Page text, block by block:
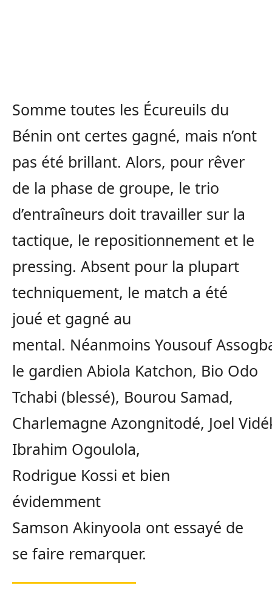
Somme toutes les Écureuils du
Bénin ont certes gagné, mais n’ont
pas été brillant. Alors, pour rêver
de la phase de groupe, le trio
d’entraîneurs doit travailler sur la
tactique, le repositionnement et le
pressing. Absent pour la plupart
techniquement, le match a été
joué et gagné au
mental. Néanmoins Yousouf
le gardien Abiola Katchon, Bio Odo
Tchabi (blessé), Bourou Samad,
Charlemagne Azongnitodé, Joel
Ibrahim Ogoulola,
Rodrigue Kossi et bien
évidemment
Samson Akinyoola ont essayé de
se faire remarquer.